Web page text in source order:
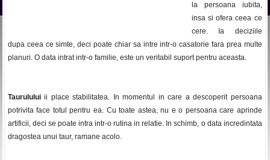
la persoana iubita,
insa si ofera ceea ce
cere. Ia deciziile
dupa ceea ce simte, deci poate chiar sa intre intr-o casatorie fara prea multe
planuri. O data intrat intr-o familie, este un veritabil suport pentru aceasta.
Taurululuiii place stabilitatea. In momentul in care a descoperit persoana
potrivita face totul pentru ea. Cu toate astea, nu e o persoana care aprinde
artificii, deci se poate intra intr-o rutina in relatie. In schimb, o data incredintata
dragostea unui taur, ramane acolo.